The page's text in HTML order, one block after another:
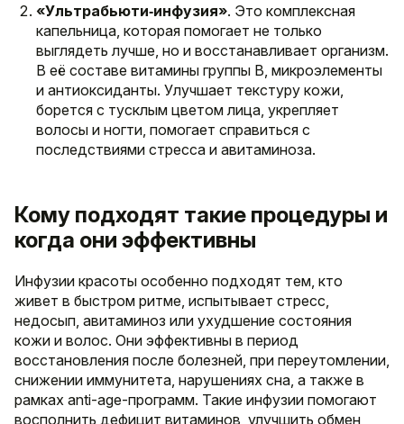
«Ультрабьюти‐инфузия». Это комплексная
капельница, которая помогает не только
выглядеть лучше, но и восстанавливает организм.
В её составе витамины группы B, микроэлементы
и антиоксиданты. Улучшает текстуру кожи,
борется с тусклым цветом лица, укрепляет
волосы и ногти, помогает справиться с
последствиями стресса и авитаминоза.
Кому подходят такие процедуры и
когда они эффективны
Инфузии красоты особенно подходят тем, кто
живет в быстром ритме, испытывает стресс,
недосып, авитаминоз или ухудшение состояния
кожи и волос. Они эффективны в период
восстановления после болезней, при переутомлении,
снижении иммунитета, нарушениях сна, а также в
рамках anti-age-программ. Такие инфузии помогают
восполнить дефицит витаминов, улучшить обмен